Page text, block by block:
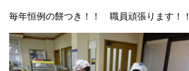
毎年恒例の餅つき！！ 職員頑張ります！！